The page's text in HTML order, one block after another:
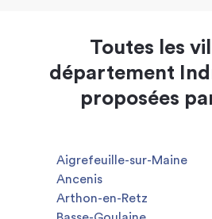
Toutes les
département
proposées
Aigrefeuille-sur-Maine
Ancenis
Arthon-en-Retz